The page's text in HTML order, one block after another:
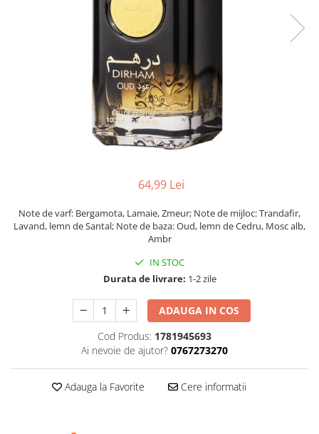
64,99 Lei
Note de varf: Bergamota, Lamaie, Zmeur; Note de mijloc: Trandafir,
Lavand, lemn de Santal; Note de baza: Oud, lemn de Cedru, Mosc alb,
Ambr
IN STOC
Durata de livrare: 1-2 zile
ADAUGA IN COS
Cod Produs: 1781945693
Ai nevoie de ajutor? 0767273270
Adauga la Favorite Cere informatii